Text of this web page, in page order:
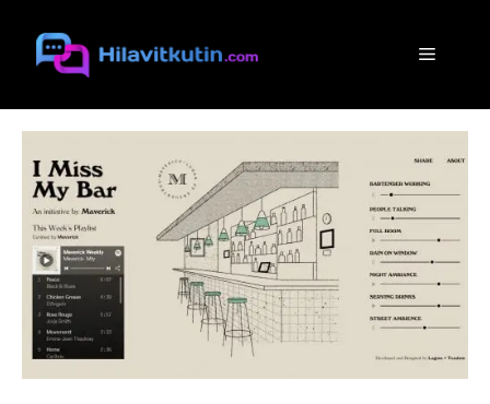
sisältöön
Valikko